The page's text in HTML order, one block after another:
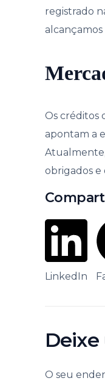
registrado
Os créditos
apontam a
obrigados e
LinkedIn
O seu